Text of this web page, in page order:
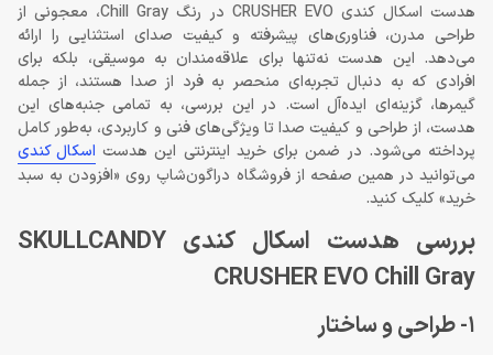
هدست اسکال کندی CRUSHER EVO در رنگ Chill Gray، معجونی از
طراحی مدرن، فناوری‌های پیشرفته و کیفیت صدای استثنایی را ارائه
می‌دهد. این هدست نه‌تنها برای علاقه‌مندان به موسیقی، بلکه برای
افرادی که به دنبال تجربه‌ای منحصر به فرد از صدا هستند، از جمله
گیمرها، گزینه‌ای ایده‌آل است. در این بررسی، به تمامی جنبه‌های این
هدست، از طراحی و کیفیت صدا تا ویژگی‌های فنی و کاربردی، به‌طور کامل
پرداخته می‌شود. در ضمن برای خرید اینترنتی این هدست اسکال کندی
می‌توانید در همین صفحه از فروشگاه دراگون‌شاپ روی «افزودن به سبد
خرید» کلیک کنید.
بررسی هدست اسکال کندی SKULLCANDY
CRUSHER EVO Chill Gray
1- طراحی و ساختار